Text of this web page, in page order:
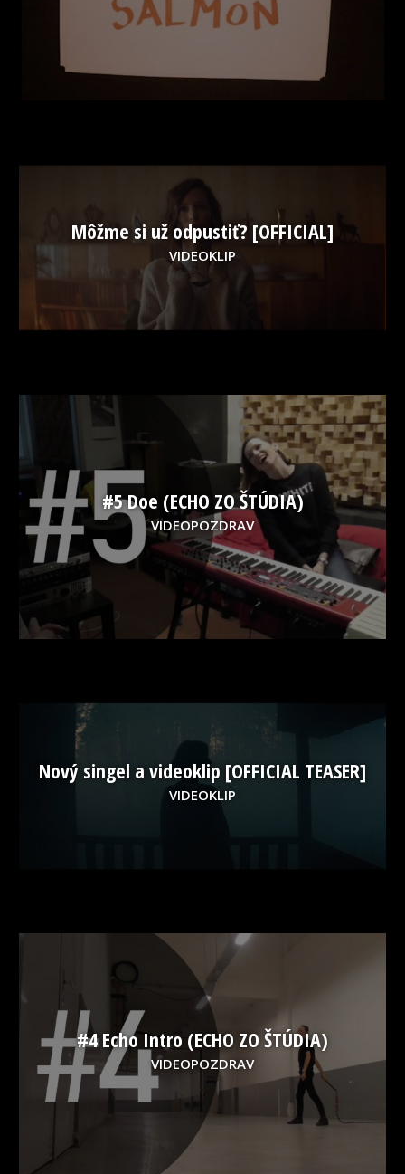
Môžme si už odpustiť? [OFFICIAL]
VIDEOKLIP
#5 Doe (ECHO ZO ŠTÚDIA)
VIDEOPOZDRAV
Nový singel a videoklip [OFFICIAL TEASER]
VIDEOKLIP
#4 Echo Intro (ECHO ZO ŠTÚDIA)
VIDEOPOZDRAV